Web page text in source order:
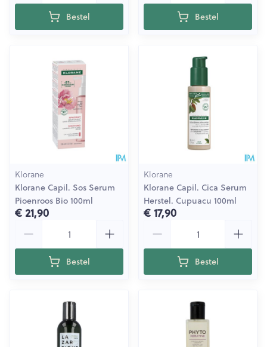
Bestel Bestel
Klorane
Klorane Capil. Sos Serum
Pioenroos Bio 100ml
€ 21,90
Bestel
Klorane
Klorane Capil. Cica Serum
Herstel. Cupuacu 100ml
€ 17,90
Bestel